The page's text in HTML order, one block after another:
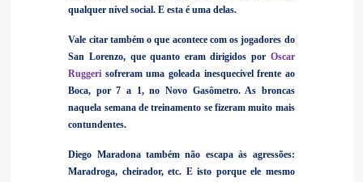
qualquer nível social. E esta é uma delas.
Vale citar também o que acontece com os jogadores do
San Lorenzo, que quanto eram dirigidos por Oscar
Ruggeri sofreram uma goleada inesquecível frente ao
Boca, por 7 a 1, no Novo Gasômetro. As broncas
naquela semana de treinamento se fizeram muito mais
contundentes.
Diego Maradona também não escapa às agressões:
Maradroga, cheirador, etc. E isto porque ele mesmo